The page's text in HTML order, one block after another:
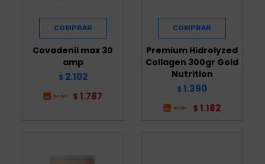
Covadenil max 30
amp
$ 2.102
$ 1.787
Premium Hidrolyzed
Collagen 300gr Gold
Nutrition
$ 1.390
$ 1.182